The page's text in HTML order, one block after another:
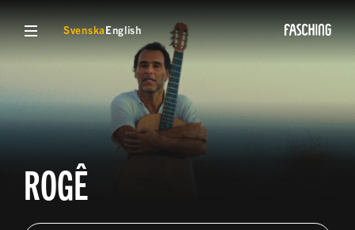
VISA MENY
SvenskaEnglish
ROGÊ